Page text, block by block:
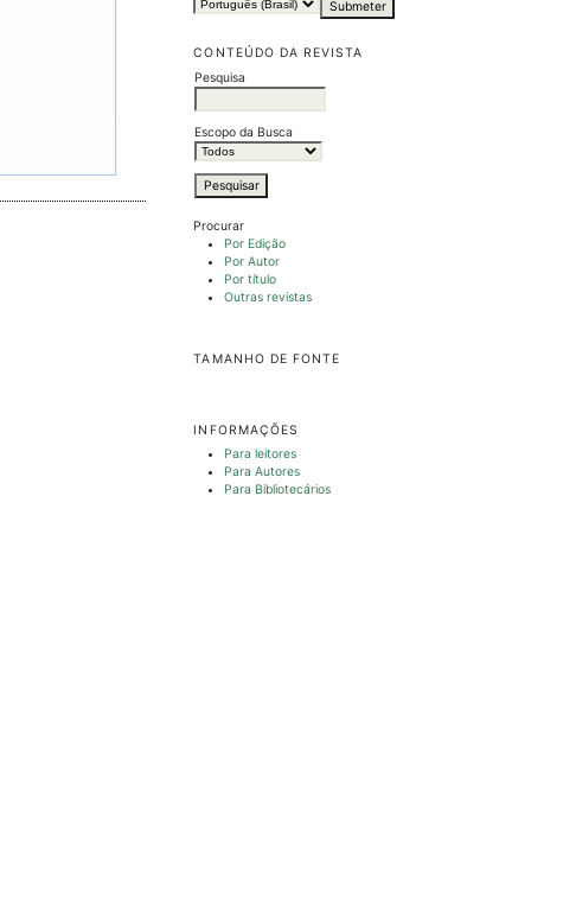
CONTEÚDO DA REVISTA
Pesquisa
Escopo da Busca
Procurar
Por Edição
Por Autor
Por título
Outras revistas
TAMANHO DE FONTE
INFORMAÇÕES
Para leitores
Para Autores
Para Bibliotecários